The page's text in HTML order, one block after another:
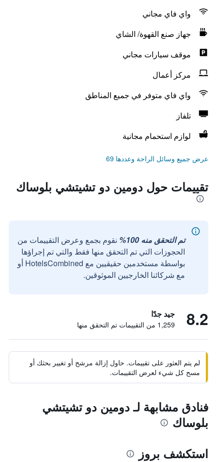
واي فاي مجاني
جهاز صنع القهوة/ الشاي
موقف سيارات مجاني
مركز أعمال
واي فاي متوفر في جميع المناطق
تلفاز
لوازم استحمام مجانية
عرض جميع وسائل الراحة وعددها 69
تقييمات حول دومين دو تشيتشي بلوساك
تم التحقق منه 100%
نقوم بجمع وعرض التقييمات من
الحجوزات التي تم التحقق منها فقط والتي تم إجراؤها
بواسطة مستخدمين حقيقيين مع HotelsCombined أو
مع شركائنا الخارجيين الموثوقين.
8.2 جيد جدًا
1,259 من التقييمات تم التحقق منها
لم يتم العثور على تقييمات. حاول إزالة مرشح أو تغيير بحثك أو
مسح كل شيء لعرض التقييمات.
فنادق مشابهة لـ دومين دو تشيتشي
بلوساك
استكشف بروز